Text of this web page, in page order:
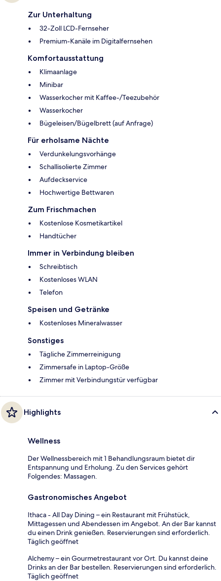
Zur Unterhaltung
32-Zoll LCD-Fernseher
Premium-Kanäle im Digitalfernsehen
Komfortausstattung
Klimaanlage
Minibar
Wasserkocher mit Kaffee-/Teezubehör
Wasserkocher
Bügeleisen/Bügelbrett (auf Anfrage)
Für erholsame Nächte
Verdunkelungsvorhänge
Schallisolierte Zimmer
Aufdeckservice
Hochwertige Bettwaren
Zum Frischmachen
Kostenlose Kosmetikartikel
Handtücher
Immer in Verbindung bleiben
Schreibtisch
Kostenloses WLAN
Telefon
Speisen und Getränke
Kostenloses Mineralwasser
Sonstiges
Tägliche Zimmerreinigung
Zimmersafe in Laptop-Größe
Zimmer mit Verbindungstür verfügbar
Highlights
Wellness
Der Wellnessbereich mit 1 Behandlungsraum bietet dir
Entspannung und Erholung. Zu den Services gehört
Folgendes: Massagen.
Gastronomisches Angebot
Ithaca - All Day Dining – ein Restaurant mit Frühstück,
Mittagessen und Abendessen im Angebot. An der Bar kannst
du einen Drink genießen. Reservierungen sind erforderlich.
Täglich geöffnet
Alchemy – ein Gourmetrestaurant vor Ort. Du kannst deine
Drinks an der Bar bestellen. Reservierungen sind erforderlich.
Täglich geöffnet